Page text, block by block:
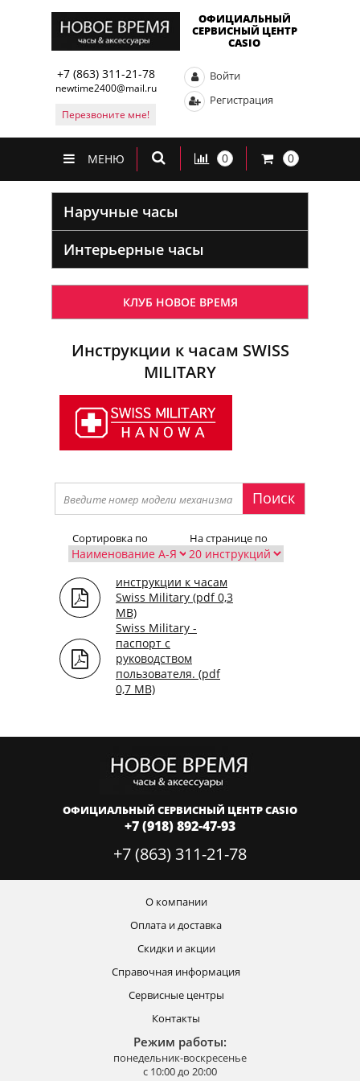
ОФИЦИАЛЬНЫЙ
СЕРВИСНЫЙ ЦЕНТР
CASIO
+7 (863) 311-21-78
newtime2400@mail.ru
Перезвоните мне!
Войти
Регистрация
МЕНЮ 0 0
Наручные часы
Интерьерные часы
КЛУБ НОВОЕ ВРЕМЯ
Инструкции к часам SWISS
MILITARY
Поиск
Сортировка по На странице по
инструкции к часам
Swiss Military (pdf 0,3
MB)
Swiss Military -
паспорт с
руководством
пользователя. (pdf
0,7 MB)
ОФИЦИАЛЬНЫЙ СЕРВИСНЫЙ ЦЕНТР CASIO
+7 (918) 892-47-93
+7 (863) 311-21-78
О компании
Оплата и доставка
Скидки и акции
Справочная информация
Сервисные центры
Контакты
Режим работы:
понедельник-воскресенье
с 10:00 до 20:00